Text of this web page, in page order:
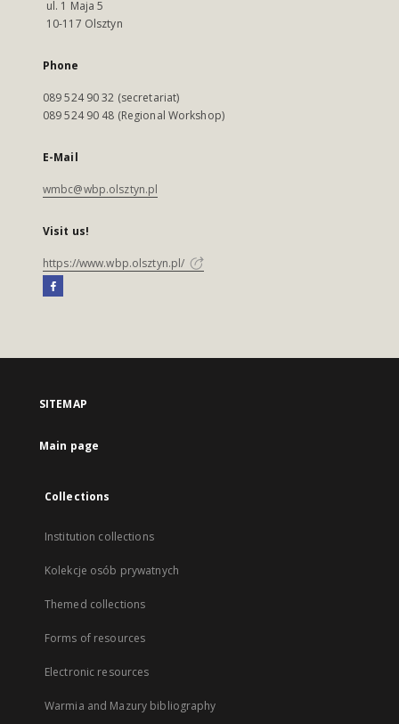
ul. 1 Maja 5
10-117 Olsztyn
Phone
089 524 90 32 (secretariat)
089 524 90 48 (Regional Workshop)
E-Mail
wmbc@wbp.olsztyn.pl
Visit us!
https://www.wbp.olsztyn.pl/
SITEMAP
Main page
Collections
Institution collections
Kolekcje osób prywatnych
Themed collections
Forms of resources
Electronic resources
Warmia and Mazury bibliography